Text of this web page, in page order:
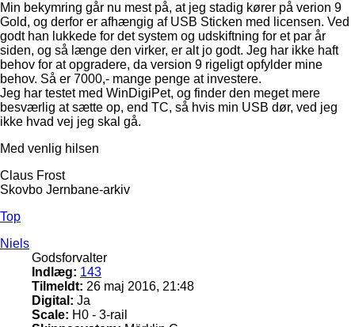
Min bekymring går nu mest på, at jeg stadig kører på verion 9
Gold, og derfor er afhængig af USB Sticken med licensen. Ved
godt han lukkede for det system og udskiftning for et par år
siden, og så længe den virker, er alt jo godt. Jeg har ikke haft
behov for at opgradere, da version 9 rigeligt opfylder mine
behov. Så er 7000,- mange penge at investere.
Jeg har testet med WinDigiPet, og finder den meget mere
besværlig at sætte op, end TC, så hvis min USB dør, ved jeg
ikke hvad vej jeg skal gå.
Med venlig hilsen
Claus Frost
Skovbo Jernbane-arkiv
Top
Niels
Godsforvalter
Indlæg: 143
Tilmeldt: 26 maj 2016, 21:48
Digital: Ja
Scale: H0 - 3-rail